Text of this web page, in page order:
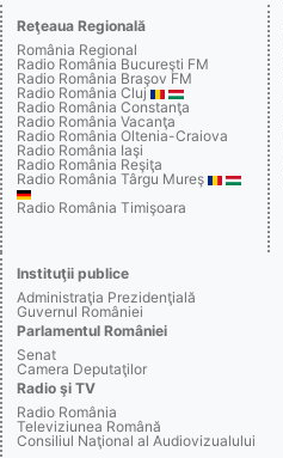
Reţeaua Regională
România Regional
Radio România Bucureşti FM
Radio România Braşov FM
Radio România Cluj
Radio România Constanţa
Radio România Vacanţa
Radio România Oltenia-Craiova
Radio România Iaşi
Radio România Reşiţa
Radio România Târgu Mureş
Radio România Timişoara
Instituţii publice
Administraţia Prezidenţială
Guvernul României
Parlamentul României
Senat
Camera Deputaţilor
Radio şi TV
Radio România
Televiziunea Română
Consiliul Naţional al Audiovizualului